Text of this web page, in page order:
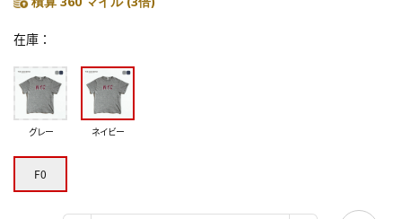
在庫
グレー ネイビー
F0